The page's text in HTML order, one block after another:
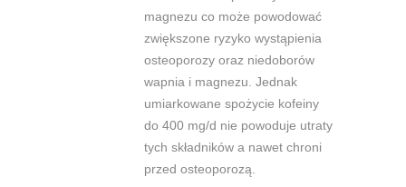
magnezu co może powodować
zwiększone ryzyko wystąpienia
osteoporozy oraz niedoborów
wapnia i magnezu. Jednak
umiarkowane spożycie kofeiny
do 400 mg/d nie powoduje utraty
tych składników a nawet chroni
przed osteoporozą.